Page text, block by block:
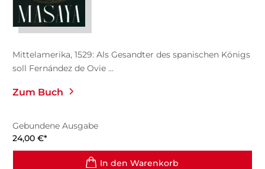
Mittelamerika, 1529: Als Gesandter des spanischen Königs
soll Fernández de Ovie ...
Zum Buch
Gebundene Ausgabe
24,00 €*
In den Warenkorb